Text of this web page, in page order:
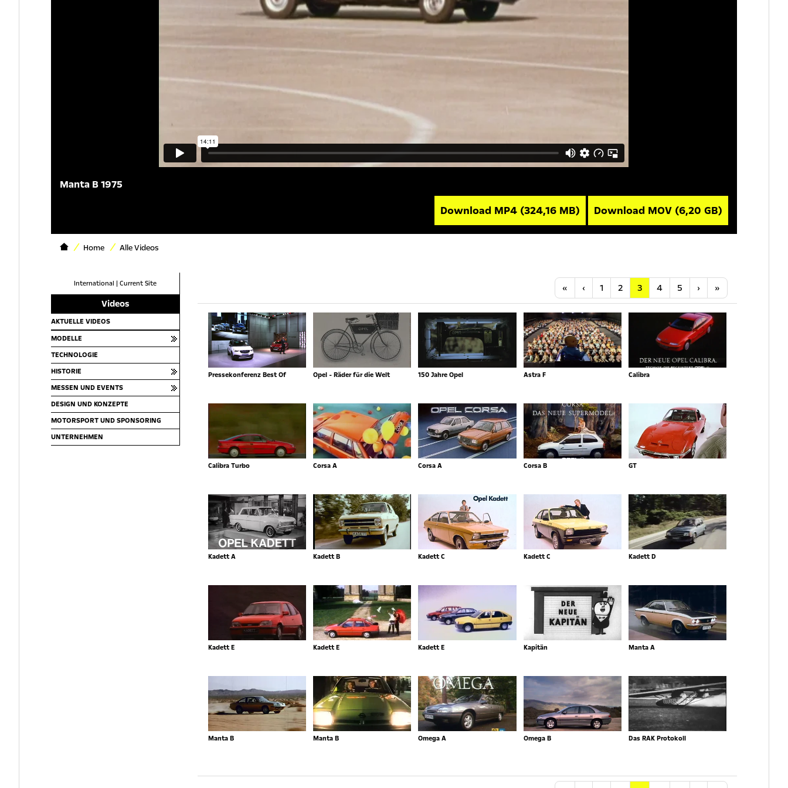
Manta B 1975
Download MP4 (324,16 MB) Download MOV (6,20 GB)
Home Alle Videos
International | Current Site
Videos
AKTUELLE VIDEOS
MODELLE
TECHNOLOGIE
HISTORIE
MESSEN UND EVENTS
DESIGN UND KONZEPTE
MOTORSPORT UND SPONSORING
UNTERNEHMEN
« Anfang
‹ Vorherige
1 2 3 4 5 ›Nächste
»
Pressekonferenz Best Of Opel - Räder für die Welt 150 Jahre Opel Astra F Calibra
Calibra Turbo Corsa A Corsa A Corsa B GT
Kadett A Kadett B Kadett C Kadett C Kadett D
Kadett E Kadett E Kadett E Kapitän Manta A
Manta B Manta B Omega A Omega B Das RAK Protokoll